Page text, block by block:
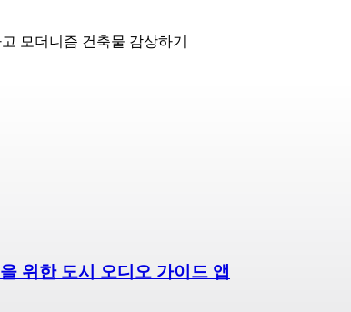
모더니즘 건축물 감상하기
위한 도시 오디오 가이드 앱